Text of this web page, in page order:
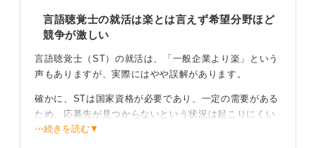
言語聴覚士の就活は楽とは言えず希望分野ほど
競争が激しい
言語聴覚士（ST）の就活は、「一般企業より楽」という
声もありますが、実際にはやや誤解があります。
確かに、STは国家資格が必要であり、一定の需要がある
ため、応募先が見つからないという状況は起こりにくい
です。
⋯続きを読む▼